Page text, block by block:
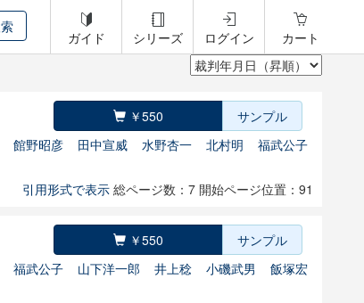
ガイド シリーズ ログイン カート
￥550
サンプル
館野昭彦 田中宣威 水野杏一 北村明
福武公子
引用形式で表示 総ページ数：7 開始ページ位置：91
￥550
サンプル
福武公子 山下洋一郎 井上稔 小磯武男
飯塚宏